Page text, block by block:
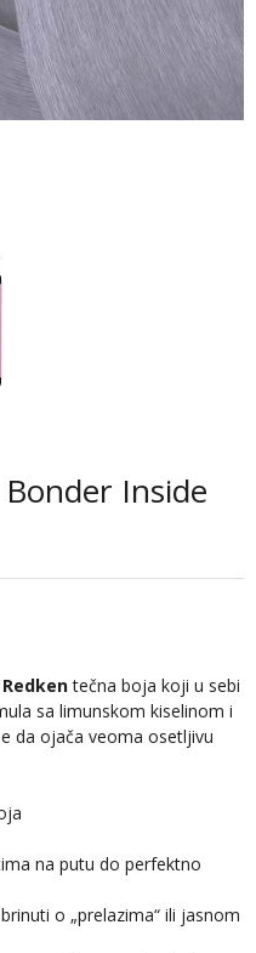
Bonder Inside
Redkentečna boja koji u sebi
sa limunskom kiselinom i
da ojača veoma osetljivu
na putu do perfektno
o „prelazima“ ili jasnom